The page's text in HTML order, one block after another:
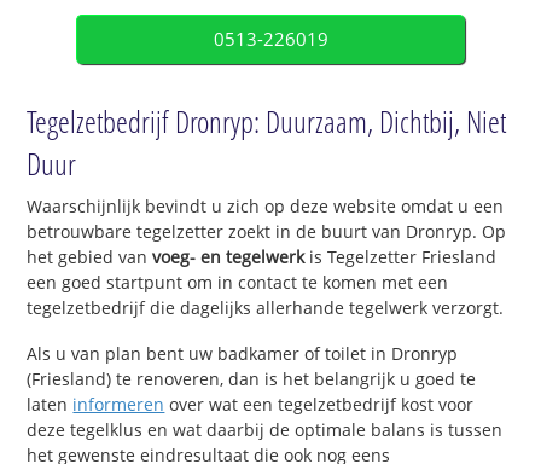
0513-226019
Tegelzetbedrijf Dronryp: Duurzaam, Dichtbij, Niet
Duur
Waarschijnlijk bevindt u zich op deze website omdat u een
betrouwbare tegelzetter zoekt in de buurt van Dronryp. Op
het gebied van voeg- en tegelwerkis Tegelzetter Friesland
een goed startpunt om in contact te komen met een
tegelzetbedrijf die dagelijks allerhande tegelwerk verzorgt.
Als u van plan bent uw badkamer of toilet in Dronryp
(Friesland) te renoveren, dan is het belangrijk u goed te
laten informeren over wat een tegelzetbedrijf kost voor
deze tegelklus en wat daarbij de optimale balans is tussen
het gewenste eindresultaat die ook nog eens